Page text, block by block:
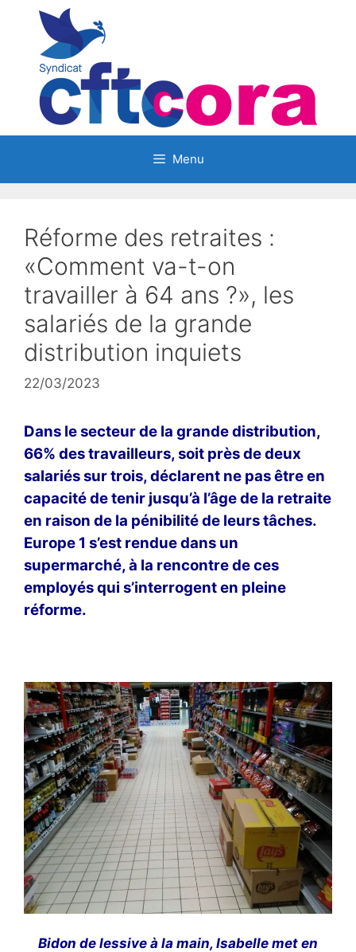
contenu
Menu
Réforme des retraites :
«Comment va-t-on
travailler à 64 ans ?», les
salariés de la grande
distribution inquiets
22/03/2023
Dans le secteur de la grande distribution,
66% des travailleurs, soit près de deux
salariés sur trois, déclarent ne pas être en
capacité de tenir jusqu’à l’âge de la retraite
en raison de la pénibilité de leurs tâches.
Europe 1 s’est rendue dans un
supermarché, à la rencontre de ces
employés qui s’interrogent en pleine
réforme.
Bidon de lessive à la main, Isabelle met en